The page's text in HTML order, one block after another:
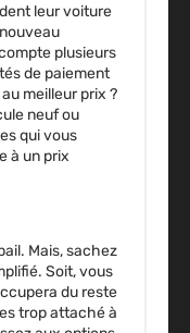
leur voiture
plusieurs
de paiement
meilleur prix ?
neuf ou
qui vous
à un prix
Mais, sachez
Soit, vous
du reste
trop attaché à